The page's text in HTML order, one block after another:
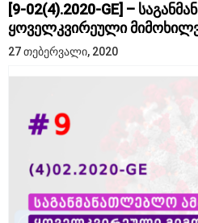
[9-02(4).2020-GE] –
ყოველკვირეული
27 თებერვალი, 2020